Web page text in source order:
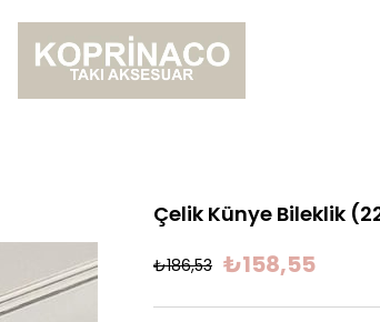
Çelik Künye Bileklik
₺186,53 ₺158,55